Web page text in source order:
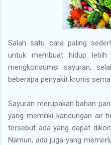
Salah satu cara paling
untuk membuat hidup
mengkonsumsi sayuran,
beberapa penyakit kronis
Sayuran merupakan bahan
yang memiliki kandungan air
tersebut ada yang dapat
Namun, ada juga yang